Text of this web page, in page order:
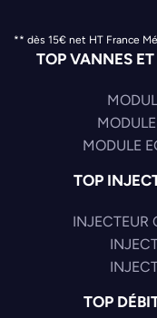
** dès 15€ net HT France
TOP VANNES
MODULE
TOP
INJECTEUR
TOP